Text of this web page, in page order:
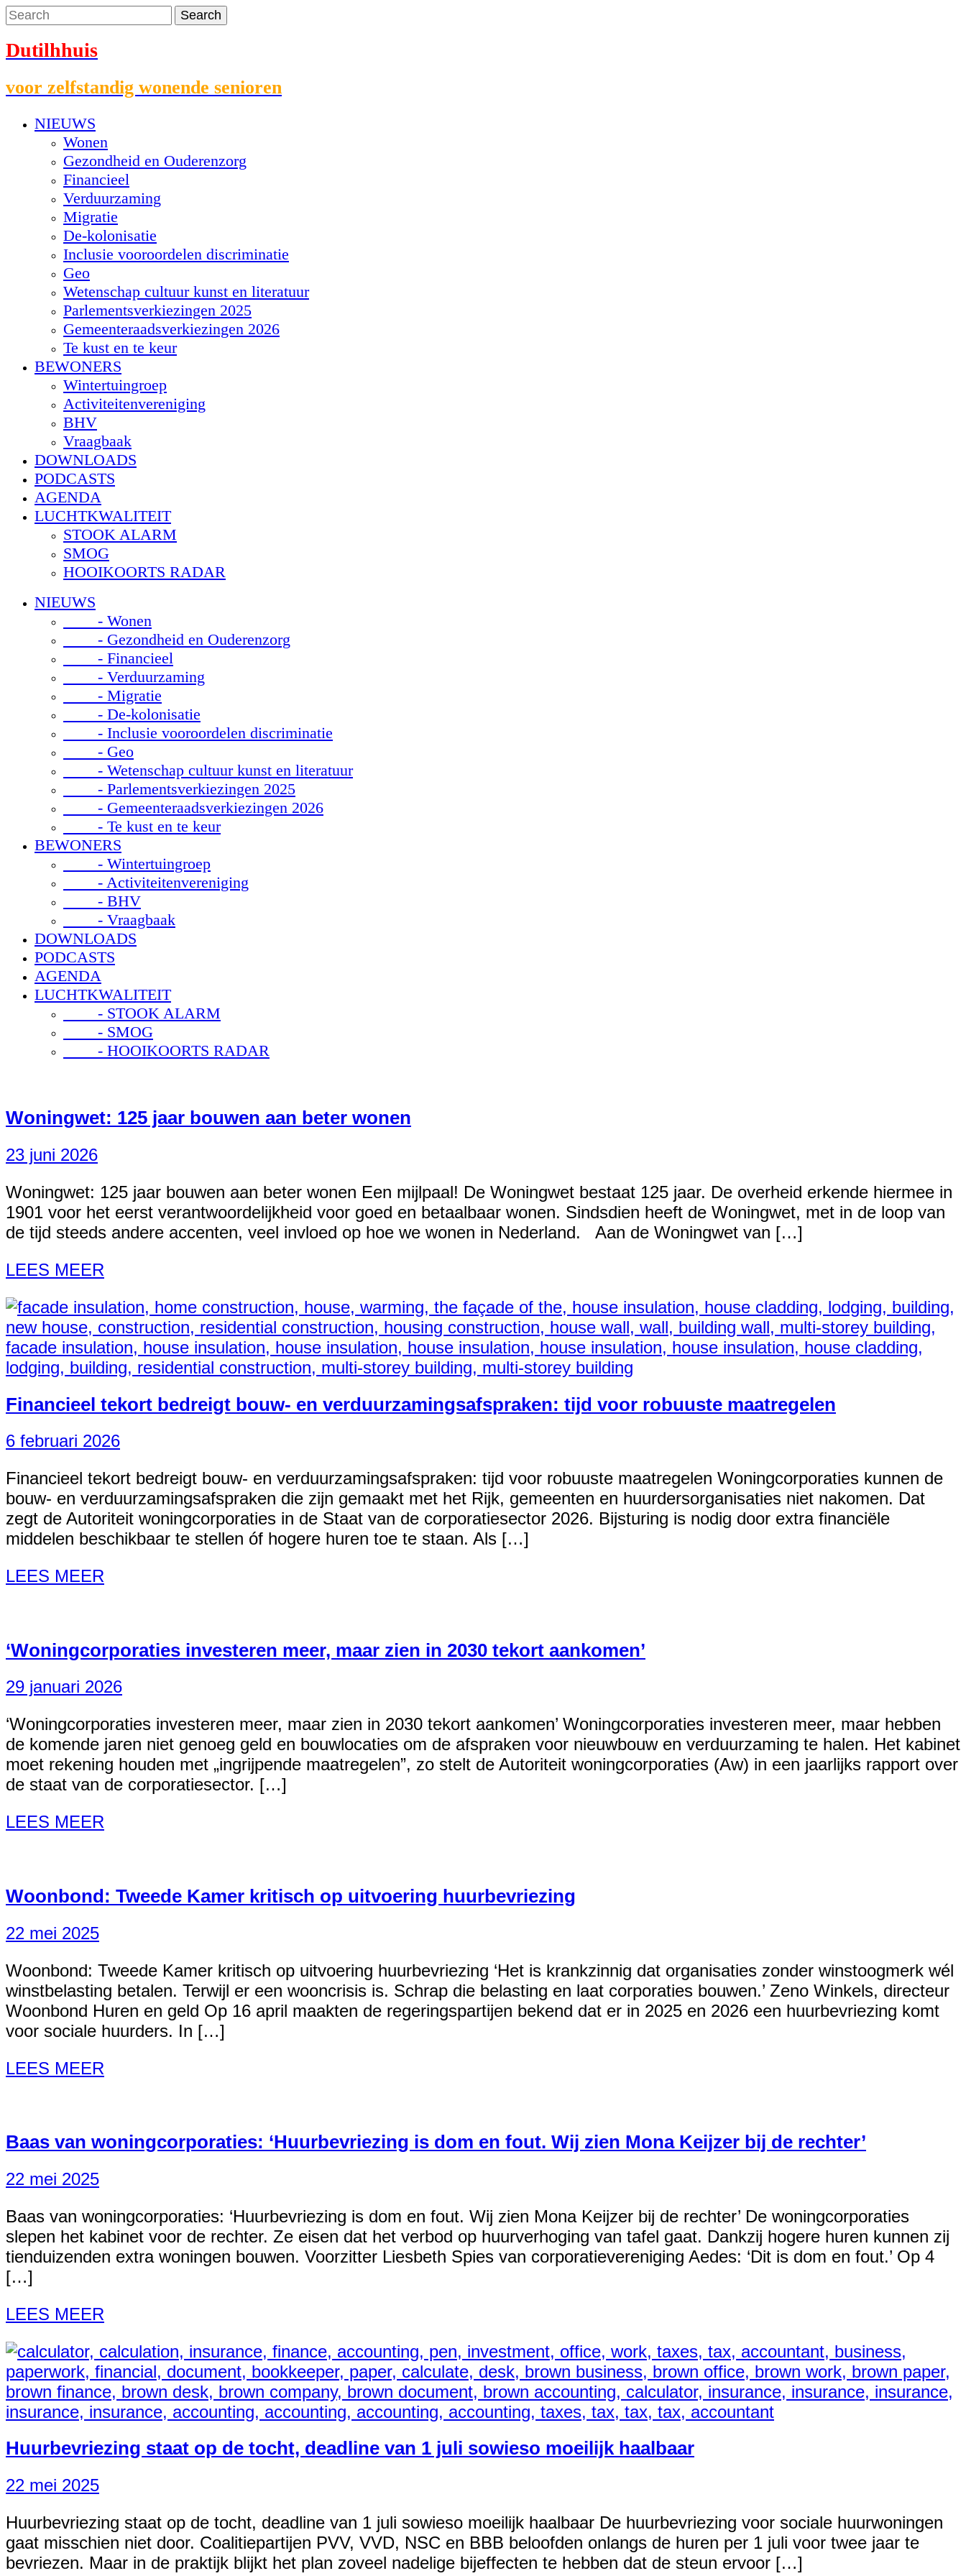
Dutilhhuis
voor zelfstandig wonende senioren
NIEUWS
Wonen
Gezondheid en Ouderenzorg
Financieel
Verduurzaming
Migratie
De-kolonisatie
Inclusie vooroordelen discriminatie
Geo
Wetenschap cultuur kunst en literatuur
Parlementsverkiezingen 2025
Gemeenteraadsverkiezingen 2026
Te kust en te keur
BEWONERS
Wintertuingroep
Activiteitenvereniging
BHV
Vraagbaak
DOWNLOADS
PODCASTS
AGENDA
LUCHTKWALITEIT
STOOK ALARM
SMOG
HOOIKOORTS RADAR
NIEUWS
- Wonen
- Gezondheid en Ouderenzorg
- Financieel
- Verduurzaming
- Migratie
- De-kolonisatie
- Inclusie vooroordelen discriminatie
- Geo
- Wetenschap cultuur kunst en literatuur
- Parlementsverkiezingen 2025
- Gemeenteraadsverkiezingen 2026
- Te kust en te keur
BEWONERS
- Wintertuingroep
- Activiteitenvereniging
- BHV
- Vraagbaak
DOWNLOADS
PODCASTS
AGENDA
LUCHTKWALITEIT
- STOOK ALARM
- SMOG
- HOOIKOORTS RADAR
Woningwet: 125 jaar bouwen aan beter wonen
23 juni 2026
Woningwet: 125 jaar bouwen aan beter wonen Een mijlpaal! De Woningwet bestaat 125 jaar. De overheid erkende hiermee in
1901 voor het eerst verantwoordelijkheid voor goed en betaalbaar wonen. Sindsdien heeft de Woningwet, met in de loop van
de tijd steeds andere accenten, veel invloed op hoe we wonen in Nederland. Aan de Woningwet van […]
LEES MEER
Financieel tekort bedreigt bouw- en verduurzamingsafspraken: tijd voor robuuste maatregelen
6 februari 2026
Financieel tekort bedreigt bouw- en verduurzamingsafspraken: tijd voor robuuste maatregelen Woningcorporaties kunnen de
bouw- en verduurzamingsafspraken die zijn gemaakt met het Rijk, gemeenten en huurdersorganisaties niet nakomen. Dat
zegt de Autoriteit woningcorporaties in de Staat van de corporatiesector 2026. Bijsturing is nodig door extra financiële
middelen beschikbaar te stellen óf hogere huren toe te staan. Als […]
LEES MEER
‘Woningcorporaties investeren meer, maar zien in 2030 tekort aankomen’
29 januari 2026
‘Woningcorporaties investeren meer, maar zien in 2030 tekort aankomen’ Woningcorporaties investeren meer, maar hebben
de komende jaren niet genoeg geld en bouwlocaties om de afspraken voor nieuwbouw en verduurzaming te halen. Het kabinet
moet rekening houden met „ingrijpende maatregelen”, zo stelt de Autoriteit woningcorporaties (Aw) in een jaarlijks rapport over
de staat van de corporatiesector. […]
LEES MEER
Woonbond: Tweede Kamer kritisch op uitvoering huurbevriezing
22 mei 2025
Woonbond: Tweede Kamer kritisch op uitvoering huurbevriezing ‘Het is krankzinnig dat organisaties zonder winstoogmerk wél
winstbelasting betalen. Terwijl er een wooncrisis is. Schrap die belasting en laat corporaties bouwen.’ Zeno Winkels, directeur
Woonbond Huren en geld Op 16 april maakten de regeringspartijen bekend dat er in 2025 en 2026 een huurbevriezing komt
voor sociale huurders. In […]
LEES MEER
Baas van woningcorporaties: ‘Huurbevriezing is dom en fout. Wij zien Mona Keijzer bij de rechter’
22 mei 2025
Baas van woningcorporaties: ‘Huurbevriezing is dom en fout. Wij zien Mona Keijzer bij de rechter’ De woningcorporaties
slepen het kabinet voor de rechter. Ze eisen dat het verbod op huurverhoging van tafel gaat. Dankzij hogere huren kunnen zij
tienduizenden extra woningen bouwen. Voorzitter Liesbeth Spies van corporatievereniging Aedes: ‘Dit is dom en fout.’ Op 4
[…]
LEES MEER
Huurbevriezing staat op de tocht, deadline van 1 juli sowieso moeilijk haalbaar
22 mei 2025
Huurbevriezing staat op de tocht, deadline van 1 juli sowieso moeilijk haalbaar De huurbevriezing voor sociale huurwoningen
gaat misschien niet door. Coalitiepartijen PVV, VVD, NSC en BBB beloofden onlangs de huren per 1 juli voor twee jaar te
bevriezen. Maar in de praktijk blijkt het plan zoveel nadelige bijeffecten te hebben dat de steun ervoor […]